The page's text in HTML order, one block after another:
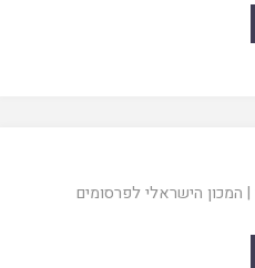
| המכון הישראלי לפרסומים